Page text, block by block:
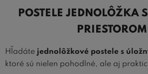
POSTELE JEDNOLÔŽKA
PRIESTOROM
Hľadáte jednolôžkové postele s
ktoré sú nielen pohodlné, ale aj